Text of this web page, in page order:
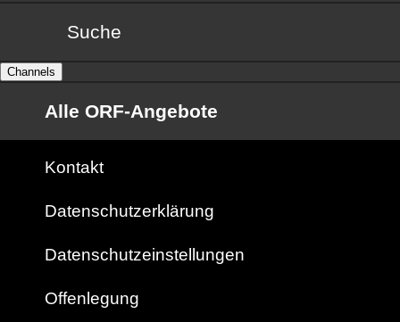
Suche
Channels
Alle ORF-Angebote
Kontakt
Datenschutzerklärung
Datenschutzeinstellungen
Offenlegung